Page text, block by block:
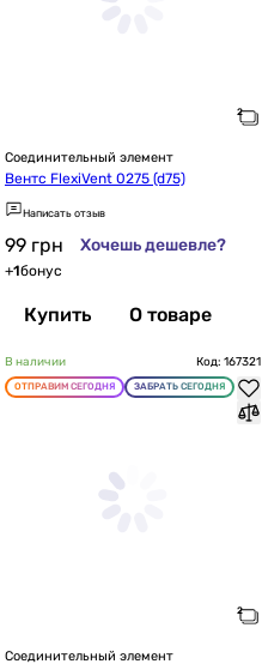
Соединительный элемент
Вентс FlexiVent 0275 (d75)
Написать отзыв
99 грн Хочешь дешевле?
+1бонус
Купить О товаре
В наличии Код: 167321
ОТПРАВИМ СЕГОДНЯ ЗАБРАТЬ СЕГОДНЯ
Соединительный элемент